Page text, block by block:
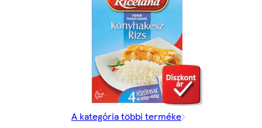
A kategória többi terméke